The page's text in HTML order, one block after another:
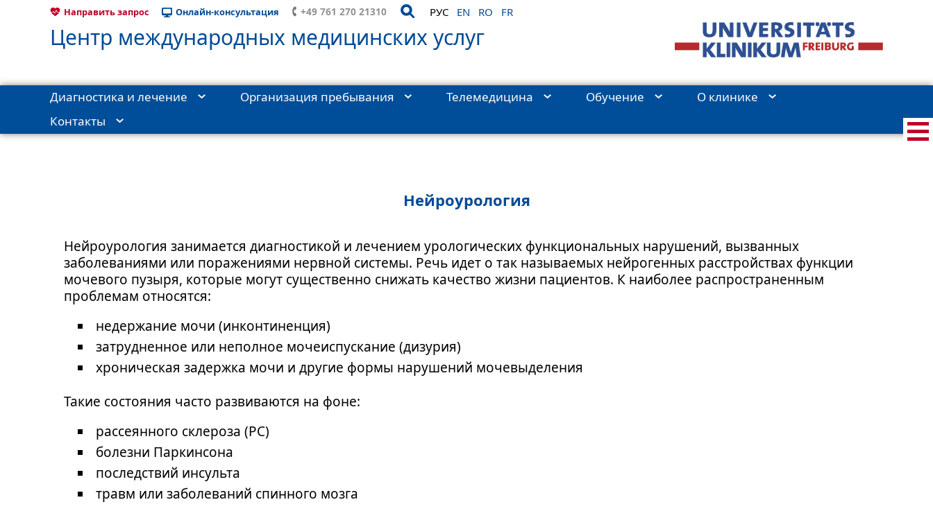
Направить запрос Онлайн-консультация +49 761 270 21310 РУС EN RO FR
Центр международных медицинских услуг
Диагностика и лечение Организация пребывания Телемедицина Обучение
О клиникe
Контакты
Главная›Диагностика и лечение
Нейроурология
Нейроурология занимается диагностикой и лечением урологических функциональных нарушений, вызванных
заболеваниями или поражениями нервной системы. Речь идет о так называемых нейрогенных расстройствах функции
мочевого пузыря, которые могут существенно снижать качество жизни пациентов. К наиболее распространенным
проблемам относятся:
недержание мочи (инконтиненция)
затрудненное или неполное мочеиспускание (дизурия)
хроническая задержка мочи и другие формы нарушений мочевыделения
Такие состояния часто развиваются на фоне:
рассеянного склероза (РС)
болезни Паркинсона
последствий инсульта
травм или заболеваний спинного мозга